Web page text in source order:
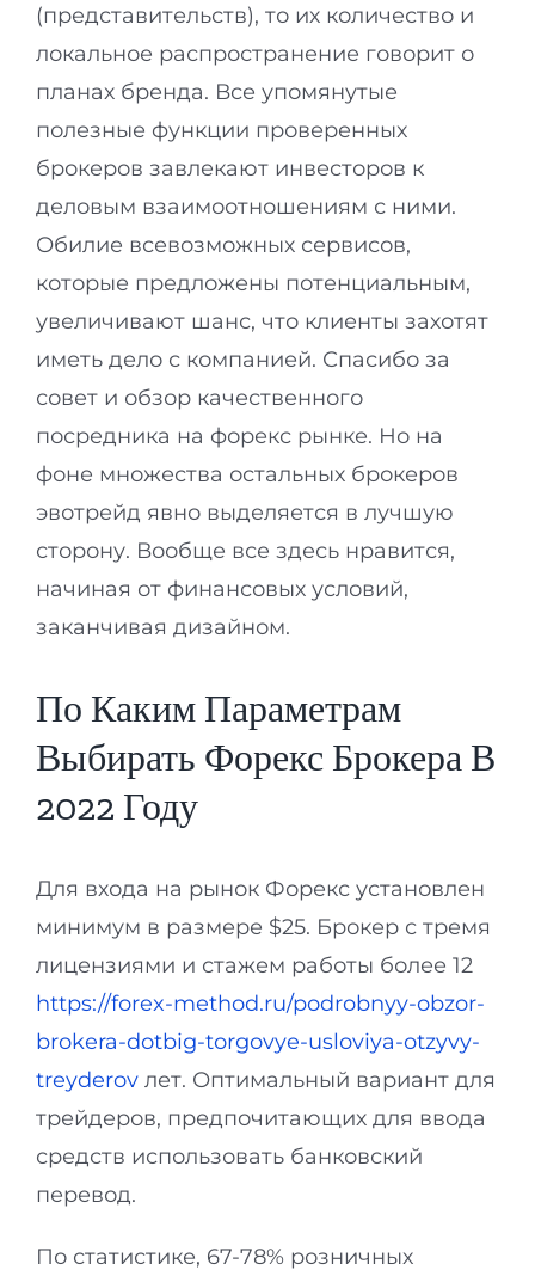
(представительств), то их количество и
локальное распространение говорит о
планах бренда. Все упомянутые
полезные функции проверенных
брокеров завлекают инвесторов к
деловым взаимоотношениям с ними.
Обилие всевозможных сервисов,
которые предложены потенциальным,
увеличивают шанс, что клиенты захотят
иметь дело с компанией. Спасибо за
совет и обзор качественного
посредника на форекс рынке. Но на
фоне множества остальных брокеров
эвотрейд явно выделяется в лучшую
сторону. Вообще все здесь нравится,
начиная от финансовых условий,
заканчивая дизайном.
По Каким Параметрам
Выбирать Форекс Брокера В
2022 Году
Для входа на рынок Форекс установлен
минимум в размере $25. Брокер с тремя
лицензиями и стажем работы более 12
https://forex-method.ru/podrobnyy-obzor-
brokera-dotbig-torgovye-usloviya-otzyvy-
treyderov лет. Оптимальный вариант для
трейдеров, предпочитающих для ввода
средств использовать банковский
перевод.
По статистике, 67-78% розничных